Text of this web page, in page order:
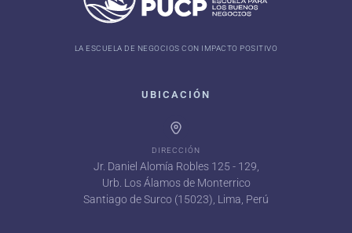
LA ESCUELA DE NEGOCIOS CON IMPACTO POSITIVO
UBICACIÓN
DIRECCIÓN
Jr. Daniel Alomía Robles 125 - 129,
Urb. Los Álamos de Monterrico
Santiago de Surco (15023), Lima, Perú